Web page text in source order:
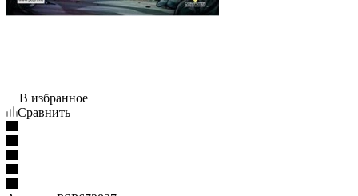
В избранное
Сравнить